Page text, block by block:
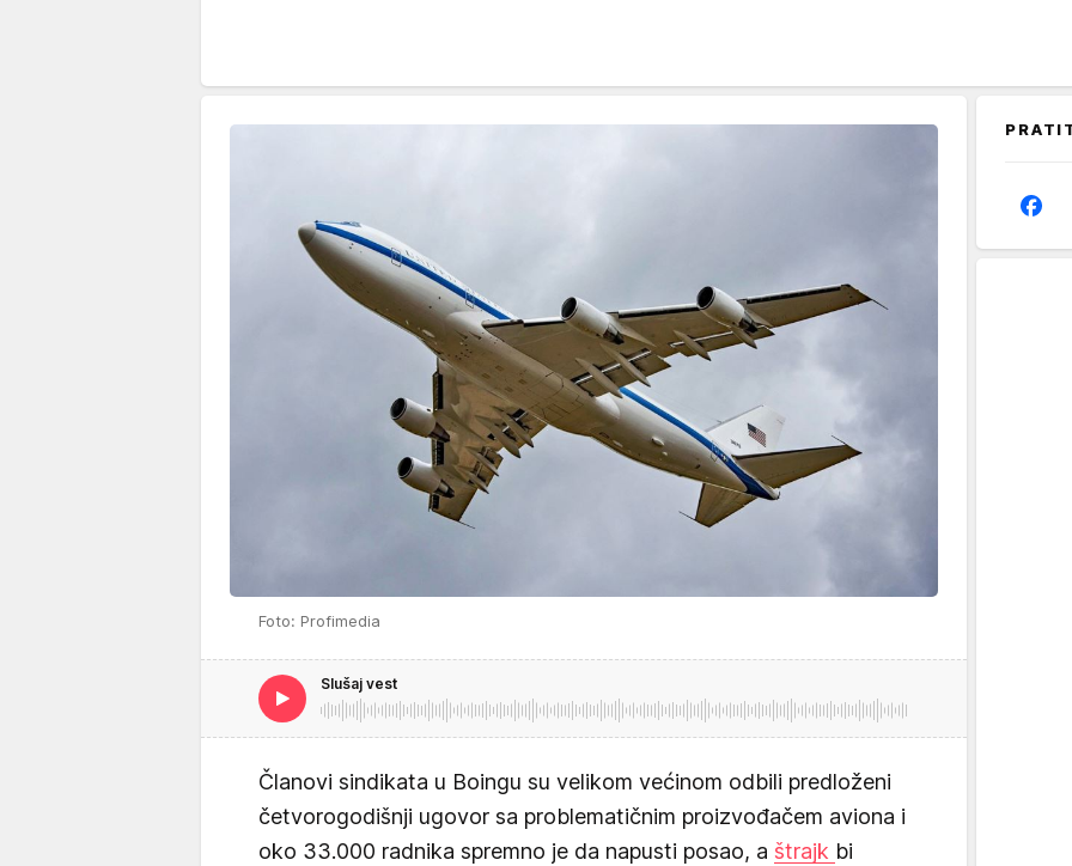
Foto: Profimedia
Slušaj vest
Članovi sindikata u Boingu su velikom većinom odbili predloženi
četvorogodišnji ugovor sa problematičnim proizvođačem aviona i
oko 33.000 radnika spremno je da napusti posao, a štrajk bi